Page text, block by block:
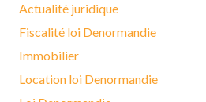
Actualité juridique
Fiscalité loi Denormandie
Immobilier
Location loi Denormandie